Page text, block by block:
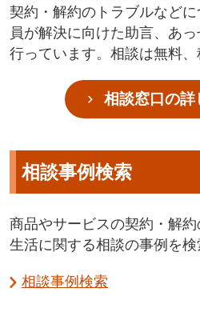
契約・解約のトラブルなど
員が解決に向けた助言、あ
行っています。相談は無料、
相談窓口の詳
相談事例検索
商品やサービスの契約・解
生活に関する相談の事例を検
相談事例検索